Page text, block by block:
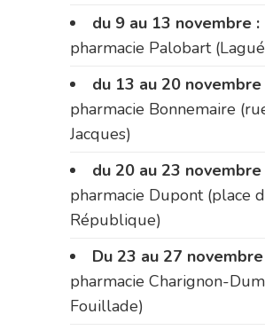
du 9 au 13 novembre :
pharmacie Palobart
du 13 au 20 novembre
pharmacie Bonnemaire
Jacques)
du 20 au 23 novembre
pharmacie Dupont (place
République)
Du 23 au 27
pharmacie Charignon-
Fouillade)